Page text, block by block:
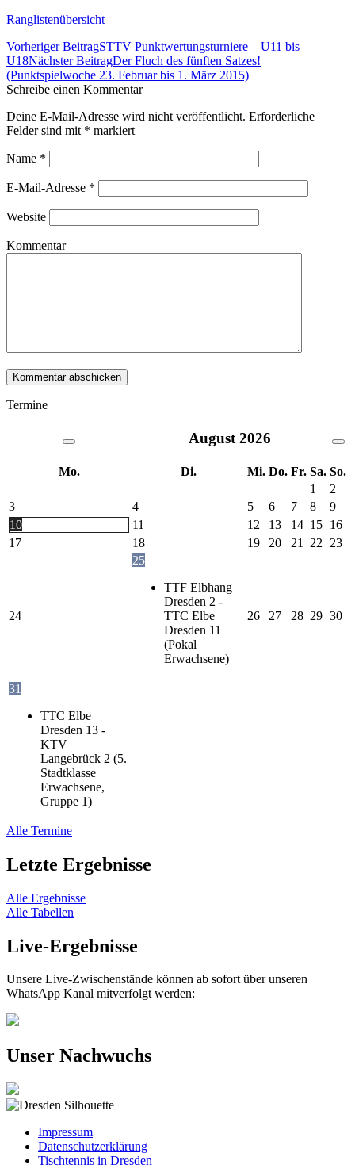
Ranglistenübersicht
Beitrags-
Navigation
Vorheriger BeitragSTTV Punktwertungsturniere – U11 bis
U18Nächster BeitragDer Fluch des fünften Satzes!
(Punktspielwoche 23. Februar bis 1. März 2015)
Schreibe einen Kommentar
Deine E-Mail-Adresse wird nicht veröffentlicht. Erforderliche
Felder sind mit * markiert
Name *
E-Mail-Adresse *
Website
Kommentar
Termine
August 2026
Mo. Di. Mi. Do. Fr. Sa. So.
1
2
3
4 5 6 7 8
9
10
11 12 13 14 15 16
17
18 19 20 21 22 23
24
25
TTF Elbhang
Dresden 2 -
TTC Elbe
Dresden 11
(Pokal
Erwachsene)
26 27 28 29 30
31
TTC Elbe
Dresden 13 -
KTV
Langebrück 2 (5.
Stadtklasse
Erwachsene,
Gruppe 1)
Alle Termine
Letzte Ergebnisse
Alle Ergebnisse
Alle Tabellen
Live-Ergebnisse
Unsere Live-Zwischenstände können ab sofort über unseren
WhatsApp Kanal mitverfolgt werden:
Unser Nachwuchs
Impressum
Datenschutzerklärung
Tischtennis in Dresden